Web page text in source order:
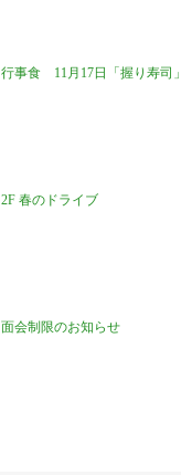
行事食 11月17日「握り寿司」
2F 春のドライブ
面会制限のお知らせ